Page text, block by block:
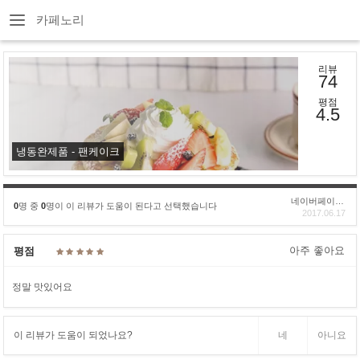
카페노리
냉동완제품 - 팬케이크
리뷰
74
평점
4.5
0명 중 0명이 이 리뷰가 도움이 된다고 선택했습니다
2017.06.17
평점 아주 좋아요
정말 맛있어요
이 리뷰가 도움이 되었나요? 네 아니요